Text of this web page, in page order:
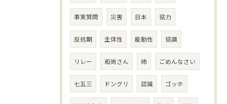
事実質問 災害 日本 協力
反抗期 主体性 能動性 協調
リレー 和尚さん 柿 ごめんなさい
七五三 ドングリ 認識 ゴッホ